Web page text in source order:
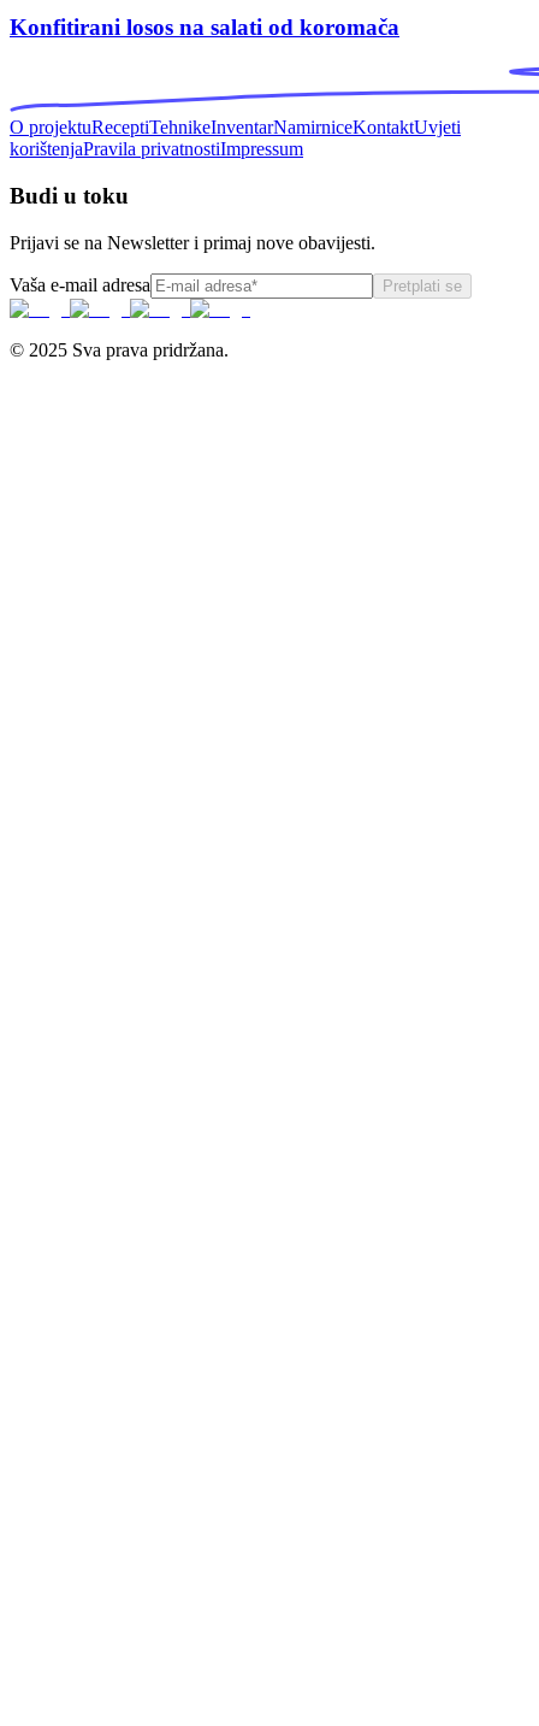
Konfitirani losos na salati od koromača
O projektuReceptiTehnikeInventarNamirniceKontaktUvjeti
korištenjaPravila privatnostiImpressum
Budi u toku
Prijavi se na Newsletter i primaj nove obavijesti.
Vaša e-mail adresa Pretplati se
© 2025 Sva prava pridržana.